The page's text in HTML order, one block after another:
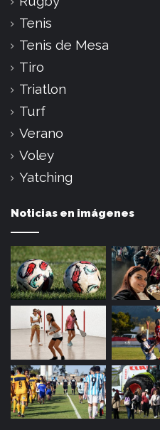
Tenis
Tenis de Mesa
Tiro
Triatlon
Turf
Verano
Voley
Yatching
Noticias en imágenes